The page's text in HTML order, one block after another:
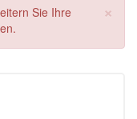
×
Sie Ihre